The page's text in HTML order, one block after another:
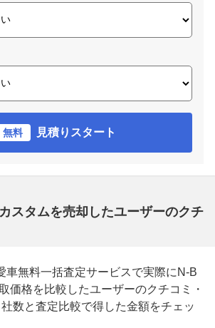
無料 見積りスタート
スタムを売却したユーザーのクチ
車無料一括査定サービスで実際にN-B
価格を比較したユーザーのクチコミ・
数と査定比較で得した金額をチェッ